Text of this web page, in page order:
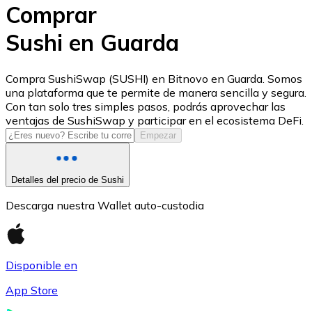
USD Coin
USDC
Comprar
Sushi en Guarda
Compra SushiSwap (SUSHI) en Bitnovo en Guarda. Somos
una plataforma que te permite de manera sencilla y segura.
Con tan solo tres simples pasos, podrás aprovechar las
ventajas de SushiSwap y participar en el ecosistema DeFi.
Empezar
Detalles del precio de Sushi
Descarga nuestra Wallet auto-custodia
Disponible en
App Store